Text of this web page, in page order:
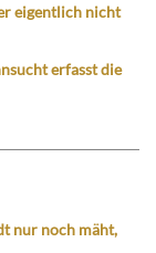
eigentlich nicht
erfasst die
nur noch mäht,